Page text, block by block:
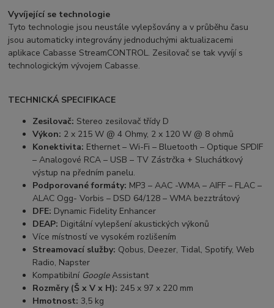
Vyvíjející se technologie
Tyto technologie jsou neustále vylepšovány a v průběhu času
jsou automaticky integrovány jednoduchými aktualizacemi
aplikace Cabasse StreamCONTROL. Zesilovač se tak vyvíjí s
technologickým vývojem Cabasse.
TECHNICKÁ SPECIFIKACE
Zesilovač: Stereo zesilovač třídy D
Výkon: 2 x 215 W @ 4 Ohmy, 2 x 120 W @ 8 ohmů
Konektivita: Ethernet – Wi-Fi – Bluetooth – Optique SPDIF
– Analogové RCA – USB – TV Zástrčka + Sluchátkový
výstup na předním panelu.
Podporované formáty: MP3 – AAC -WMA – AIFF – FLAC –
ALAC Ogg- Vorbis – DSD 64/128 – WMA bezztrátový
DFE: Dynamic Fidelity Enhancer
DEAP: Digitální vylepšení akustických výkonů
Více místností ve vysokém rozlišením
Streamovací služby: Qobus, Deezer, Tidal, Spotify, Web
Radio, Napster
Kompatibilní GoogleAssistant
Rozměry (Š x V x H): 245 x 97 x 220 mm
Hmotnost: 3,5 kg